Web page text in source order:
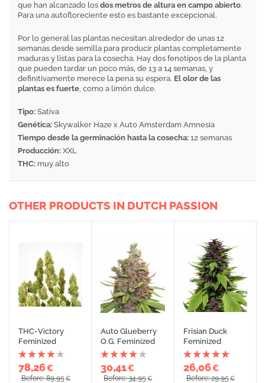
que han alcanzado los dos metros de altura en campo abierto.
Para una autofloreciente esto es bastante excepcional.
Por lo general las plantas necesitan alrededor de unas 12
semanas desde semilla para producir plantas completamente
maduras y listas para la cosecha. Hay dos fenotipos de la planta
que pueden tardar un poco más, de 13 a 14 semanas, y
definitivamente merece la pena su espera. El olor de las
plantas es fuerte, como a limón dulce.
Tipo: Sativa
Genética: Skywalker Haze x Auto Amsterdam Amnesia
Tiempo desde la germinación hasta la cosecha: 12 semanas
Producción: XXL
THC: muy alto
OTHER PRODUCTS IN DUTCH PASSION
THC-Victory
Feminized
78,26€
Before: 89,95€
Auto Glueberry
O.G. Feminized
30,41€
Before: 34,95€
Frisian Duck
Feminized
26,06€
Before: 29,95€